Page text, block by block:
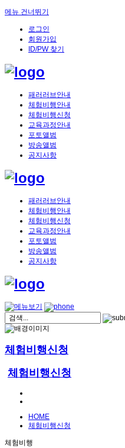
메뉴 건너뛰기
로그인
회원가입
ID/PW 찾기
패러러브안내
체험비행안내
체험비행신청
교육과정안내
포토앨범
방송앨범
공지사항
패러러브안내
체험비행안내
체험비행신청
교육과정안내
포토앨범
방송앨범
공지사항
체험비행신청
체험비행신청
HOME
체험비행신청
체험비행